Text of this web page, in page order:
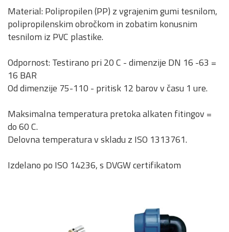
Material: Polipropilen (PP) z vgrajenim gumi tesnilom,
polipropilenskim obročkom in zobatim konusnim
tesnilom iz PVC plastike.
Odpornost: Testirano pri 20 C - dimenzije DN 16 -63 =
16 BAR
Od dimenzije 75-110 - pritisk 12 barov v času 1 ure.
Maksimalna temperatura pretoka alkaten fitingov =
do 60 C.
Delovna temperatura v skladu z ISO 1313761.
Izdelano po ISO 14236, s DVGW certifikatom